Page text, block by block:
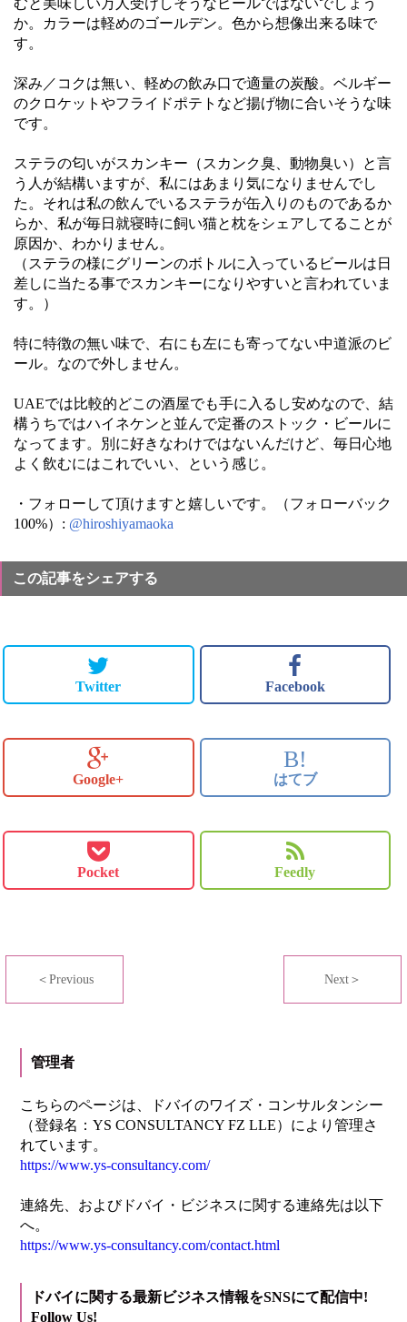
むと美味しい万人受けしそうなビールではないでしょう
か。カラーは軽めのゴールデン。色から想像出来る味で
す。
深み／コクは無い、軽めの飲み口で適量の炭酸。ベルギー
のクロケットやフライドポテトなど揚げ物に合いそうな味
です。
ステラの匂いがスカンキー（スカンク臭、動物臭い）と言
う人が結構いますが、私にはあまり気になりませんでし
た。それは私の飲んでいるステラが缶入りのものであるか
らか、私が毎日就寝時に飼い猫と枕をシェアしてることが
原因か、わかりません。
（ステラの様にグリーンのボトルに入っているビールは日
差しに当たる事でスカンキーになりやすいと言われていま
す。）
特に特徴の無い味で、右にも左にも寄ってない中道派のビ
ール。なので外しません。
UAEでは比較的どこの酒屋でも手に入るし安めなので、結
構うちではハイネケンと並んで定番のストック・ビールに
なってます。別に好きなわけではないんだけど、毎日心地
よく飲むにはこれでいい、という感じ。
・フォローして頂けますと嬉しいです。（フォローバック
100%）: @hiroshiyamaoka
この記事をシェアする
Twitter Facebook
Google+
B!
はてブ
Pocket Feedly
＜Previous Next＞
管理者
こちらのページは、ドバイのワイズ・コンサルタンシー
（登録名：YS CONSULTANCY FZ LLE）により管理さ
れています。
https://www.ys-consultancy.com/
連絡先、およびドバイ・ビジネスに関する連絡先は以下
へ。
https://www.ys-consultancy.com/contact.html
ドバイに関する最新ビジネス情報をSNSにて配信中!
Follow Us!